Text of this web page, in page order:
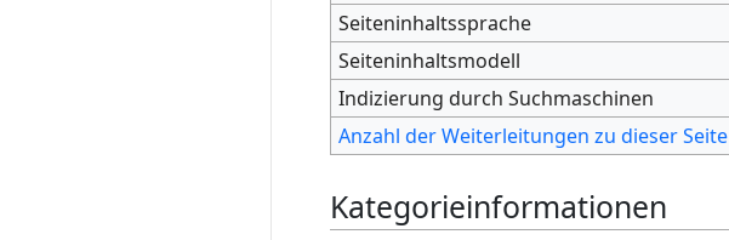
Seiteninhaltssprache
Seiteninhaltsmodell
Indizierung durch Suchmaschinen
Anzahl der Weiterleitungen zu dieser Seite
Kategorieinformationen